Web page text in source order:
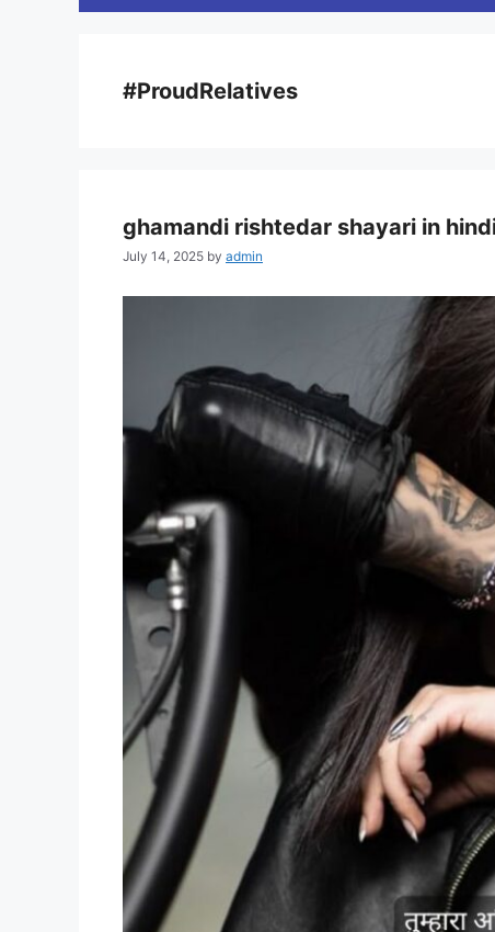
#ProudRelatives
ghamandi rishtedar shayari in
July 14, 2025 by admin